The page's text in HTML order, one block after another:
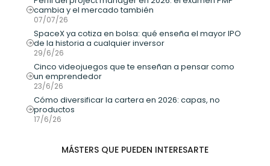
cambia y el mercado también
07/07/26
SpaceX ya cotiza en bolsa: qué enseña el mayor IPO
de la historia a cualquier inversor
29/6/26
Cinco videojuegos que te enseñan a pensar como
un emprendedor
23/6/26
Cómo diversificar la cartera en 2026: capas, no
productos
17/6/26
MÁSTERS QUE PUEDEN INTERESARTE